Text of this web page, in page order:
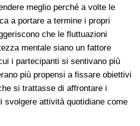
meglio perché a volte le
a portare a termine i propri
che le fluttuazioni
mentale siano un fattore
i partecipanti si sentivano più
più propensi a fissare obiettivi
si trattasse di affrontare i
svolgere attività quotidiane come